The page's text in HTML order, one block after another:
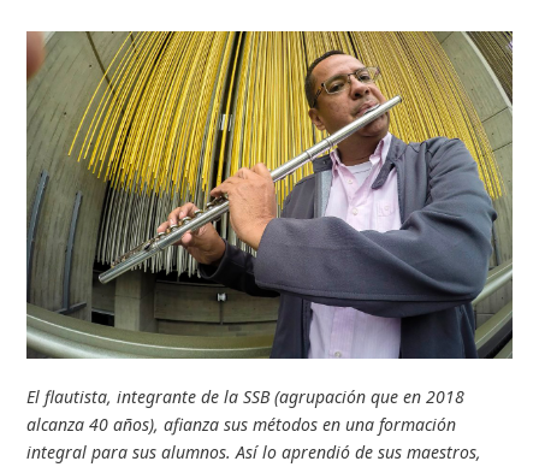
El flautista, integrante de la SSB (agrupación que en 2018
alcanza 40 años), afianza sus métodos en una formación
integral para sus alumnos. Así lo aprendió de sus maestros,